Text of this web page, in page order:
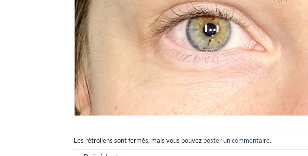
Les rétroliens sont fermés, mais vous pouvez poster un commentaire.